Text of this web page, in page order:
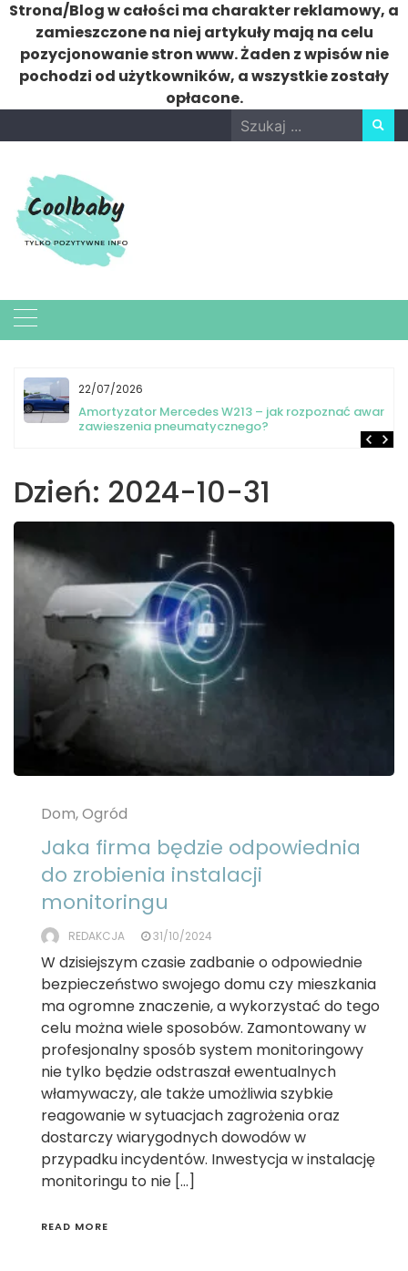
Strona/Blog w całości ma charakter reklamowy, a
zamieszczone na niej artykuły mają na celu
pozycjonowanie stron www. Żaden z wpisów nie
pochodzi od użytkowników, a wszystkie zostały
opłacone.
to
Search
for:
22/07/2026
Amortyzator Mercedes W213 – jak rozpoznać awarię
zawieszenia pneumatycznego?
Dzień: 2024-10-31
Dom, Ogród
Jaka firma będzie odpowiednia
do zrobienia instalacji
monitoringu
REDAKCJA 31/10/2024
W dzisiejszym czasie zadbanie o odpowiednie
bezpieczeństwo swojego domu czy mieszkania
ma ogromne znaczenie, a wykorzystać do tego
celu można wiele sposobów. Zamontowany w
profesjonalny sposób system monitoringowy
nie tylko będzie odstraszał ewentualnych
włamywaczy, ale także umożliwia szybkie
reagowanie w sytuacjach zagrożenia oraz
dostarczy wiarygodnych dowodów w
przypadku incydentów. Inwestycja w instalację
monitoringu to nie […]
READ MORE